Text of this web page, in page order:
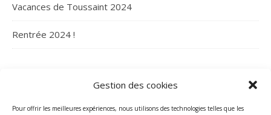
Gestion des cookies
Pour offrir les meilleures expériences, nous utilisons des technologies telles que les
Vacances de Toussaint 2024
Rentrée 2024 !
ARCHIVES
Archives